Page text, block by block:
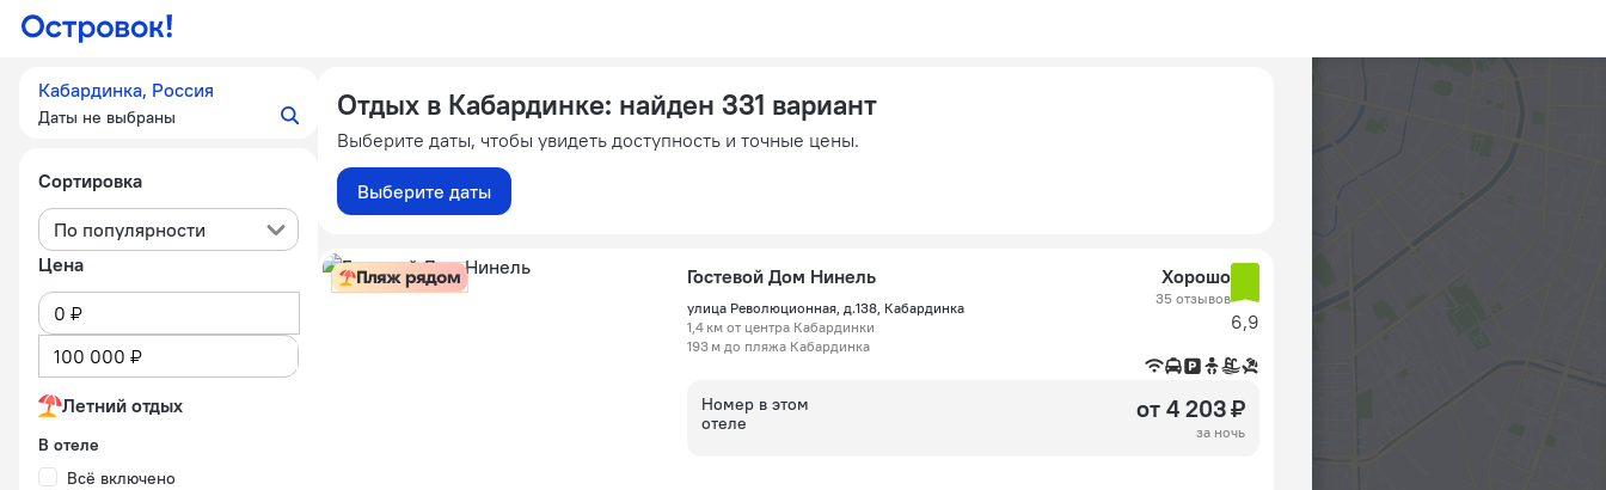
Кабардинка, Россия
Даты не выбраны
Сортировка
По популярности
Цена
Летний отдых
В отеле
Всё включено
Отдых в Кабардинке: найден 331 вариант
Выберите даты, чтобы увидеть доступность и точные цены.
Выберите даты
Пляж рядом Гостевой Дом Нинель
улица Революционная, д.138, Кабардинка
1,4 км от центра Кабардинки
193 м до пляжа Кабардинка
Хорошо
35 отзывов
6,9
Номер в этом
отеле
от 4 203 ₽
за ночь